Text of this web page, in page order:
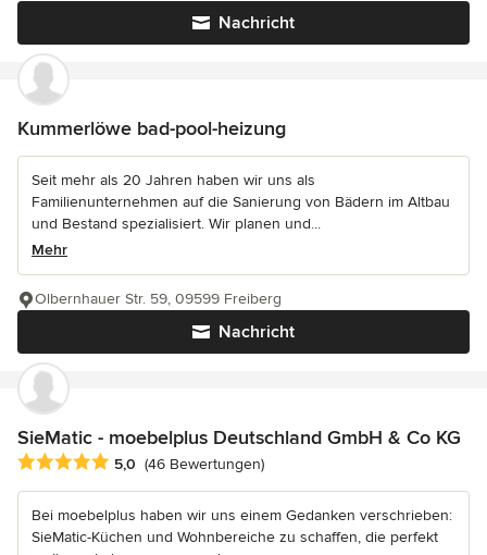
Nachricht
Kummerlöwe bad-pool-heizung
Seit mehr als 20 Jahren haben wir uns als
Familienunternehmen auf die Sanierung von Bädern im Altbau
und Bestand spezialisiert. Wir planen und...
Mehr
Nachricht
Olbernhauer Str. 59, 09599 Freiberg
SieMatic - moebelplus Deutschland GmbH & Co KG
Durchschnittliche Bewertung: 5 von 5 Sternen
5,0 (46 Bewertungen)
Bei moebelplus haben wir uns einem Gedanken verschrieben:
SieMatic-Küchen und Wohnbereiche zu schaffen, die perfekt